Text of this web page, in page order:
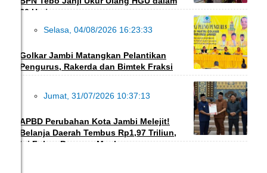
30 Hari
DAERAH
Selasa, 04/08/2026 16:23:33
Golkar Jambi Matangkan Pelantikan
Pengurus, Rakerda dan Bimtek Fraksi
DAERAH
Jumat, 31/07/2026 10:37:13
APBD Perubahan Kota Jambi Melejit!
Belanja Daerah Tembus Rp1,97 Triliun,
Ini Fokus Program Maulana